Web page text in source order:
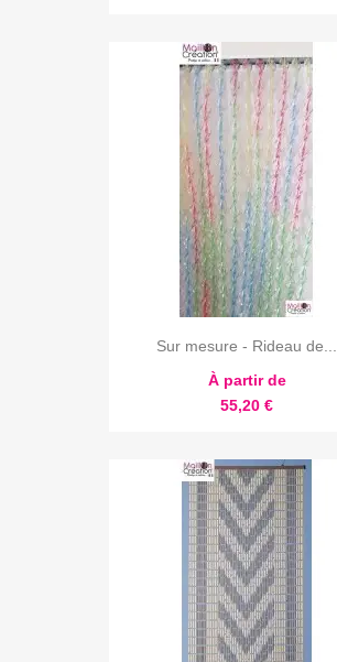
Sur mesure - Rideau de...
À partir de
55,20 €